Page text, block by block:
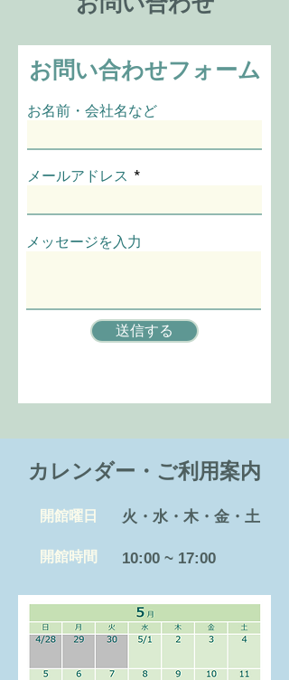
お問い合わせフォーム
お名前・会社名など
メールアドレス
メッセージを入力
送信する
カレンダー・ご利用案内
開館曜日 火・水・木・金・土
開館時間 10:00 ~ 17:00